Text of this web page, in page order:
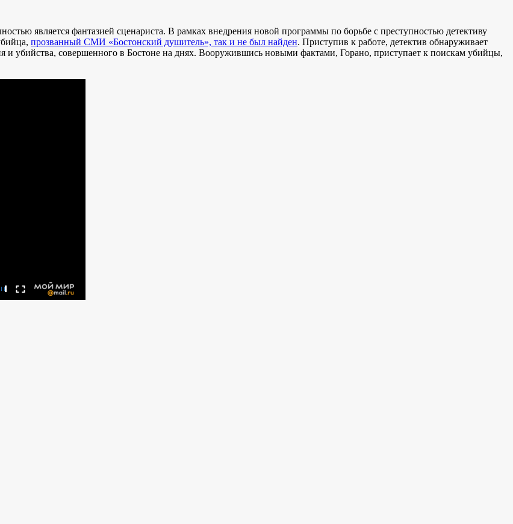
является фантазией сценариста. В рамках внедрения новой программы по борьбе с преступностью детективу
прозванный СМИ «Бостонский душитель», так и не был найден. Приступив к работе, детектив обнаруживает
и убийства, совершенного в Бостоне на днях. Вооружившись новыми фактами, Горано, приступает к поискам убийцы,